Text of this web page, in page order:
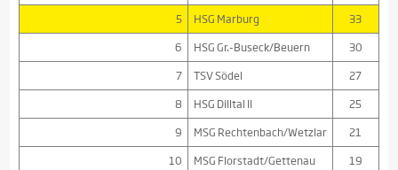
5
HSG Marburg
33
6
HSG Gr.-Buseck/Beuern
30
7
TSV Södel
27
8
HSG Dilltal II
25
9
MSG Rechtenbach/Wetzlar
21
10
MSG Florstadt/Gettenau
19